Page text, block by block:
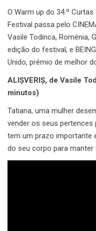
O Warm up do 34.º
Festival passa pelo
Vasile Todinca, Roménia,
edição do festival, e
Unido, prémio de melhor
ALIȘVERIȘ, de Vasile
minutos)
Tatiana, uma mulher
vender os seus pertences
tem um prazo importante
do seu corpo para